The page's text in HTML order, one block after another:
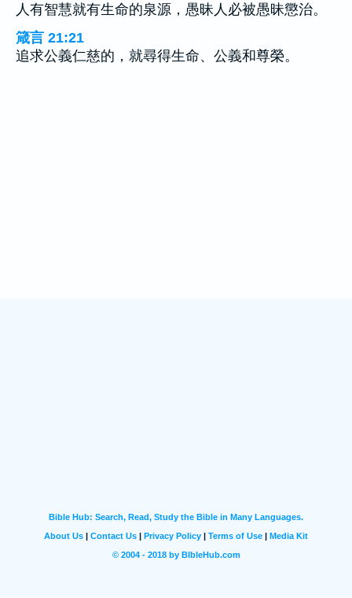
人有智慧就有生命的泉源，愚昧人必被愚昧懲治。
箴言 21:21
追求公義仁慈的，就尋得生命、公義和尊榮。